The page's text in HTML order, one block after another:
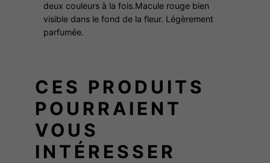
M
O
Y
deux couleurs à la fois.Macule rouge bien
visible dans le fond de la fleur. Légèrement
parfumée.
CES PRODUITS
POURRAIENT
VOUS
INTÉRESSER